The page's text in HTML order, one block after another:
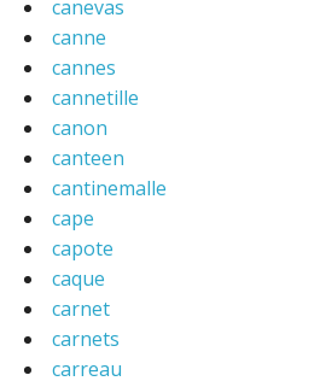
canevas
canne
cannes
cannetille
canon
canteen
cantinemalle
cape
capote
caque
carnet
carnets
carreau